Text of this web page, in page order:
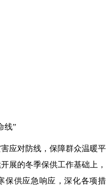
线”
应对防线，保障群众温暖平
展的冬季保供工作基础上，
保供应急响应，深化各项措